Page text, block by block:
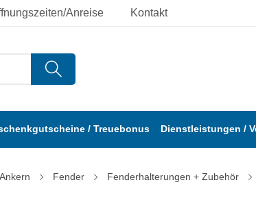
Anreise Kontakt
/ Treuebonus Dienstleistungen /
Fender Fenderhalterungen + Zubehör